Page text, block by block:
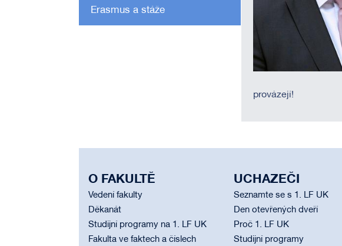
provázejí!
Erasmus a stáže
O FAKULTĚ
Vedení fakulty
Děkanát
Studijní programy na 1. LF UK
Fakulta ve faktech a číslech
UCHAZEČI
Seznamte se s 1. LF UK
Den otevřených dveří
Proč 1. LF UK
Studijní programy